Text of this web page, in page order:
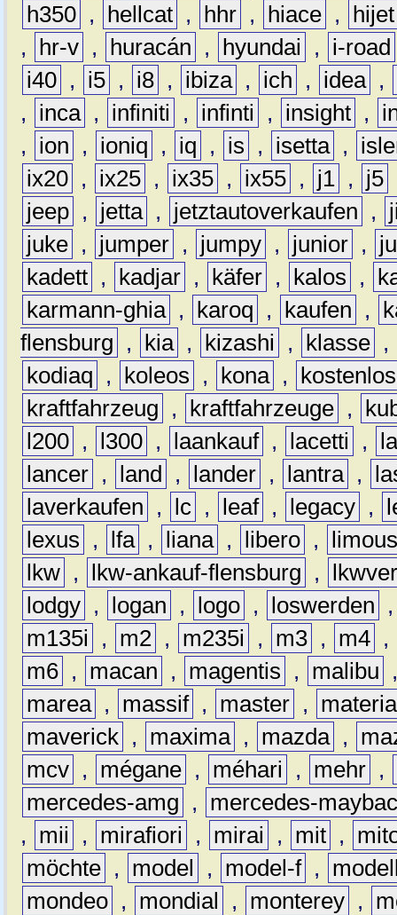
h350 , hellcat , hhr , hiace ,
hijet
,
hr-v , huracán , hyundai ,
i-road
i40 , i5 , i8 , ibiza , ich , idea ,
,
inca , infiniti , infinti , insight ,
,
ion , ioniq , iq , is , isetta ,
ix20 , ix25 , ix35 , ix55 , j1 , j5
jeep , jetta , jetztautoverkaufen ,
juke , jumper , jumpy , junior ,
kadett , kadjar , käfer , kalos ,
karmann-ghia , karoq , kaufen ,
flensburg
, kia , kizashi , klasse ,
kodiaq
, koleos , kona ,
kostenlos
kraftfahrzeug
, kraftfahrzeuge ,
l200 , l300 , laankauf , lacetti ,
lancer , land , lander , lantra ,
laverkaufen
, lc , leaf , legacy ,
lexus
, lfa , liana , libero ,
lkw , lkw-ankauf-flensburg ,
lodgy , logan , logo , loswerden
m135i
, m2 , m235i , m3 , m4 ,
m6 , macan , magentis , malibu
marea , massif , master ,
materia
maverick , maxima , mazda ,
mcv , mégane , méhari , mehr ,
mercedes-amg
,
mercedes-
,
mii , mirafiori , mirai , mit ,
möchte , model , model-f ,
mondeo , mondial , monterey ,